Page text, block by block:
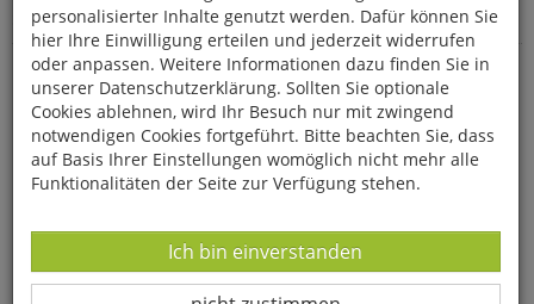
Startseite Bücher Geschichte Zeitgeschichte
Der kleine Frieden im Großen Krieg
personalisierter Inhalte genutzt werden. Dafür können Sie
hier Ihre Einwilligung erteilen und jederzeit widerrufen
oder anpassen. Weitere Informationen dazu finden Sie in
unserer Datenschutzerklärung. Sollten Sie optionale
Cookies ablehnen, wird Ihr Besuch nur mit zwingend
notwendigen Cookies fortgeführt. Bitte beachten Sie, dass
auf Basis Ihrer Einstellungen womöglich nicht mehr alle
Funktionalitäten der Seite zur Verfügung stehen.
Datenverarbeitung -
Ich bin einverstanden